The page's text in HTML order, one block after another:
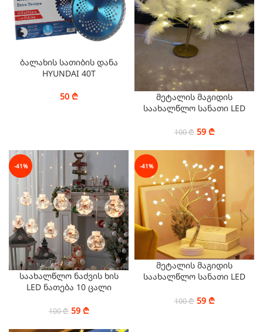
ბალახის სათიბის დანა
HYUNDAI 40T
50 ₾
მეტალის მაგიდის
საახალწლო სანათი LED
ნათება
100₾ 59 ₾
-41%
საახალწლო ნაძვის ხის
LED ნათება 10 ცალი
100₾ 59 ₾
-41%
მეტალის მაგიდის
საახალწლო სანათი LED
100₾ 59 ₾